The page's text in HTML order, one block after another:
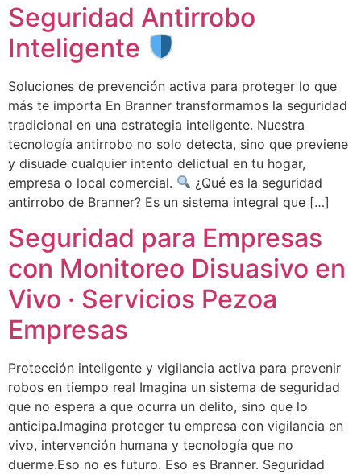
Seguridad Antirrobo
Inteligente
Soluciones de prevención activa para proteger lo que
más te importa En Branner transformamos la seguridad
tradicional en una estrategia inteligente. Nuestra
tecnología antirrobo no solo detecta, sino que previene
y disuade cualquier intento delictual en tu hogar,
empresa o local comercial.
¿Qué es la seguridad
antirrobo de Branner? Es un sistema integral que […]
Seguridad para Empresas
con Monitoreo Disuasivo en
Vivo · Servicios Pezoa
Empresas
Protección inteligente y vigilancia activa para prevenir
robos en tiempo real Imagina un sistema de seguridad
que no espera a que ocurra un delito, sino que lo
anticipa.Imagina proteger tu empresa con vigilancia en
vivo, intervención humana y tecnología que no
duerme.Eso no es futuro. Eso es Branner. Seguridad